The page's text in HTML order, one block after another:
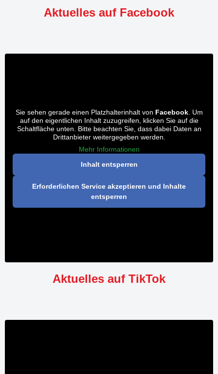
Aktuelles auf Facebook
Sie sehen gerade einen Platzhalterinhalt von Facebook. Um
auf den eigentlichen Inhalt zuzugreifen, klicken Sie auf die
Schaltfläche unten. Bitte beachten Sie, dass dabei Daten an
Drittanbieter weitergegeben werden.
Mehr Informationen
Inhalt entsperren
Erforderlichen Service akzeptieren und Inhalte
entsperren
Aktuelles auf TikTok